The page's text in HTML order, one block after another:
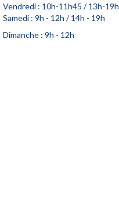
Vendredi : 10h-11h45 / 13h-19h
Samedi : 9h - 12h / 14h - 19h
Dimanche : 9h - 12h